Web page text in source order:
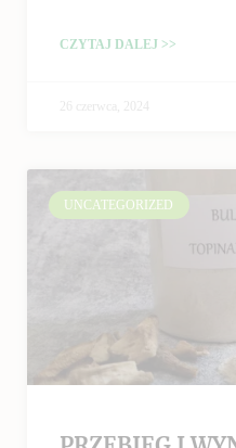
CZYTAJ DALEJ >>
26 czerwca, 2024
UNCATEGORIZED